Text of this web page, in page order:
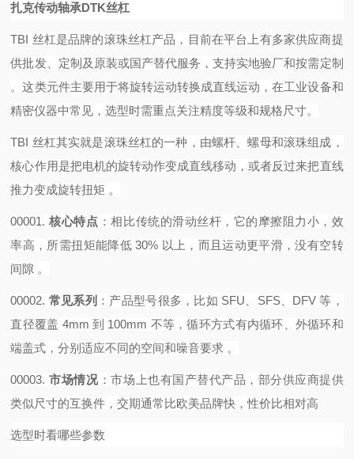
扎克传动轴承DTK丝杠
TBI 丝杠是品牌的滚珠丝杠产品，目前在平台上有多家供应商提
供批发、定制及原装或国产替代服务，支持实地验厂和按需定制
。这类元件主要用于将旋转运动转换成直线运动，在工业设备和
精密仪器中常见，选型时需重点关注精度等级和规格尺寸。
TBI 丝杠其实就是滚珠丝杠的一种，由螺杆、螺母和滚珠组成，
核心作用是把电机的旋转动作变成直线移动，或者反过来把直线
推力变成旋转扭矩 。‌‌‌
00001. 核心特点 ‌：相比传统的滑动丝杆，它的摩擦阻力小，效
率高，所需扭矩能降低 30% 以上，而且运动更平滑，没有空转
间隙 。
00002. 常见系列 ‌：产品型号很多，比如 SFU、SFS、DFV 等，
直径覆盖 4mm 到 100mm 不等，循环方式有内循环、外循环和
端盖式，分别适应不同的空间和噪音要求 。
00003. 市场情况 ‌：市场上也有国产替代产品，部分供应商提供
类似尺寸的互换件，交期通常比欧美品牌快，性价比相对高
选型时看哪些参数